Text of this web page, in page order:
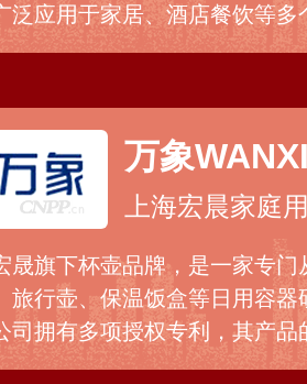
泛应用于家居、酒店餐饮等
份始创于1996年，是中国日
格莱雅、意德丽塔、柯瑞等多
万象
上海宏晨家庭
晟旗下杯壶品牌，是一家专
旅行壶、保温饭盒等日用容
司拥有多项授权专利，其产
售网络全部全国多个省、市、